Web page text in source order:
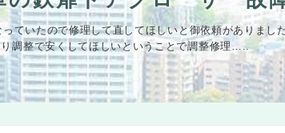
ていたので修理して直してほしいと御依頼がありまし
調整で安くしてほしいということで調整修理…..